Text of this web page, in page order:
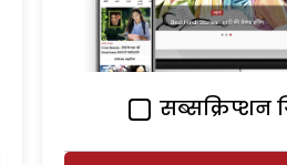
सब्सक्रिप्शन